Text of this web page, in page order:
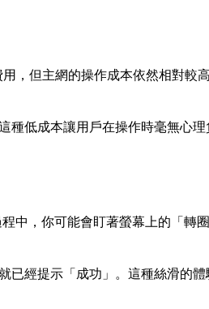
，但主網的操作成本依然相對較
種低成本讓用戶在操作時毫無心
中，你可能會盯著螢幕上的「轉
經提示「成功」。這種絲滑的體